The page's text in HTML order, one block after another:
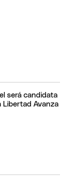
será candidata
Libertad Avanza